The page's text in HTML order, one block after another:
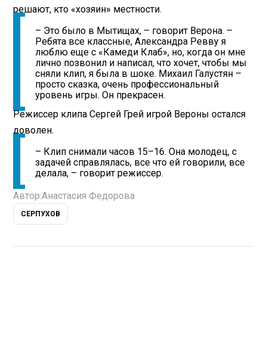
решают, кто «хозяин» местности.
– Это было в Мытищах, – говорит Верона. –
Ребята все классные, Александра Ревву я
люблю еще с «Камеди Клаб», но, когда он мне
лично позвонил и написал, что хочет, чтобы мы
сняли клип, я была в шоке. Михаил Галустян –
просто сказка, очень профессиональный
уровень игры. Он прекрасен.
Режиссер клипа Сергей Грей игрой Вероны остался
доволен.
– Клип снимали часов 15–16. Она молодец, с
задачей справлялась, все что ей говорили, все
делала, – говорит режиссер.
Автор:Анастасия Федорова
СЕРПУХОВ